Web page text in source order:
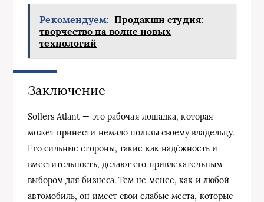
Рекомендуем: Продакшн студия:
творчество на волне новых
технологий
Заключение
Sollers Atlant — это рабочая лошадка, которая
может принести немало пользы своему владельцу.
Его сильные стороны, такие как надёжность и
вместительность, делают его привлекательным
выбором для бизнеса. Тем не менее, как и любой
автомобиль, он имеет свои слабые места, которые